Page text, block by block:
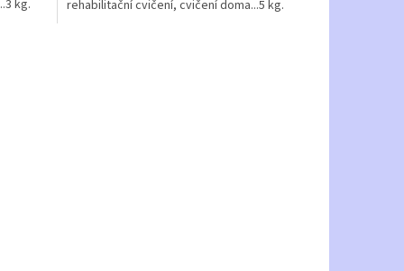
kg.
rehabilitační cvičení, cvičení doma...5 kg.